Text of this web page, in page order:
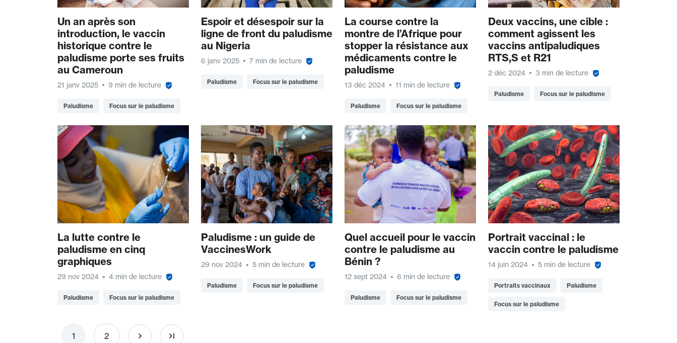
Un an après son
introduction, le vaccin
historique contre le
paludisme porte ses fruits
au Cameroun
21 janv 2025 9 min de lecture
Paludisme Focus sur le paludisme
Espoir et désespoir sur la
ligne de front du paludisme
au Nigeria
6 janv 2025 7 min de lecture
Paludisme Focus sur le paludisme
La course contre la
montre de l’Afrique pour
stopper la résistance aux
médicaments contre le
paludisme
13 déc 2024 11 min de lecture
Paludisme Focus sur le paludisme
Deux vaccins, une cible :
comment agissent les
vaccins antipaludiques
RTS,S et R21
2 déc 2024 3 min de lecture
Paludisme Focus sur le paludisme
La lutte contre le
paludisme en cinq
graphiques
29 nov 2024 4 min de lecture
Paludisme Focus sur le paludisme
Paludisme : un guide de
VaccinesWork
29 nov 2024 5 min de lecture
Paludisme Focus sur le paludisme
Quel accueil pour le vaccin
contre le paludisme au
Bénin ?
12 sept 2024 6 min de lecture
Paludisme Focus sur le paludisme
Portrait vaccinal : le
vaccin contre le paludisme
14 juin 2024 5 min de lecture
Portraits vaccinaux Paludisme
Focus sur le paludisme
Pagination
Page
1 Page
2